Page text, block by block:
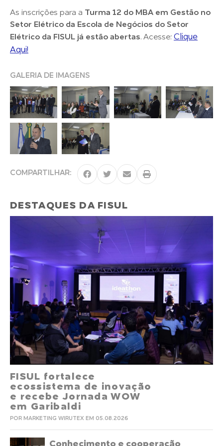
As inscrições para a Turma 12 do MBA em Gestão no
Setor Elétrico da Escola de Negócios do Setor
Elétrico da FISUL já estão abertas. Acesse: Clique
Aqui!
GALERIA DE IMAGENS
COMPARTILHAR:
DESTAQUES DA FISUL
FISUL fortalece
ecossistema de inovação
e recebe Jornada WOW
em Garibaldi
POR MARKETING WIRUTEX EM 05.08.2026
Conhecimento e cooperação